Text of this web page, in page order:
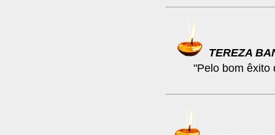
TEREZA
"Pelo bom êxito